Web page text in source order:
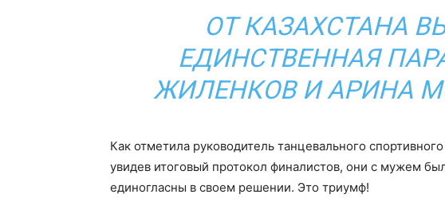
ОТ КАЗАХСТАНА
ЕДИНСТВЕННАЯ
ЖИЛЕНКОВ И АРИНА
Как отметила руководитель танцевального
увидев итоговый протокол финалистов, они с мужем
единогласны в своем решении. Это триумф!